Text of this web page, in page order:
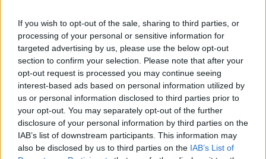
If you wish to opt-out of the sale, sharing to third parties, or
processing of your personal or sensitive information for
targeted advertising by us, please use the below opt-out
section to confirm your selection. Please note that after your
opt-out request is processed you may continue seeing
interest-based ads based on personal information utilized by
us or personal information disclosed to third parties prior to
your opt-out. You may separately opt-out of the further
disclosure of your personal information by third parties on the
IAB’s list of downstream participants. This information may
also be disclosed by us to third parties on the IAB’s List of
Penktadienį prieš vidurdienį Šiauliuose į
pietinę miesto dalį skubėjo specialiosios
tarnybos.